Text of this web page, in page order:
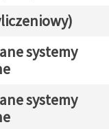
systemy
systemy